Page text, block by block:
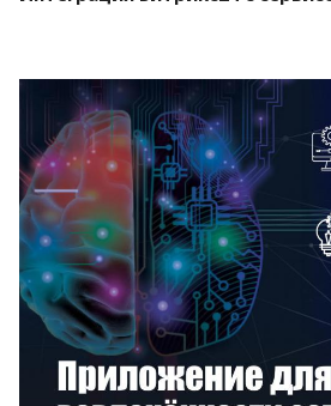
Смотреть проект